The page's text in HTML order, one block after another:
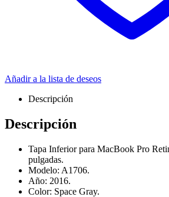
Añadir a la lista de deseos
Descripción
Descripción
Tapa Inferior para MacBook Pro
pulgadas.
Modelo: A1706.
Año: 2016.
Color: Space Gray.